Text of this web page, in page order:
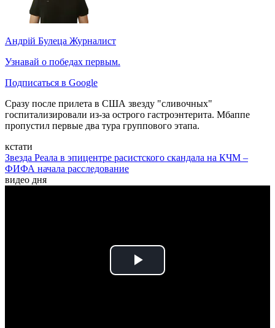
Андрій Булеца Журналист
Узнавай о победах первым.
Подписаться в Google
Сразу после прилета в США звезду "сливочных"
госпитализировали из-за острого гастроэнтерита. Мбаппе
пропустил первые два тура группового этапа.
кстати
Звезда Реала в эпицентре расистского скандала на КЧМ –
ФИФА начала расследование
видео дня
Play